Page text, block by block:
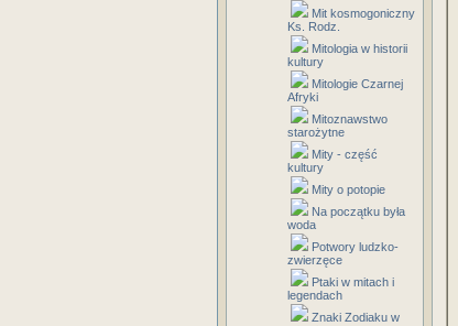
Mit kosmogoniczny
Ks. Rodz.
Mitologia w historii
kultury
Mitologie Czarnej
Afryki
Mitoznawstwo
starożytne
Mity - część
kultury
Mity o potopie
Na początku była
woda
Potwory ludzko-
zwierzęce
Ptaki w mitach i
legendach
Znaki Zodiaku w